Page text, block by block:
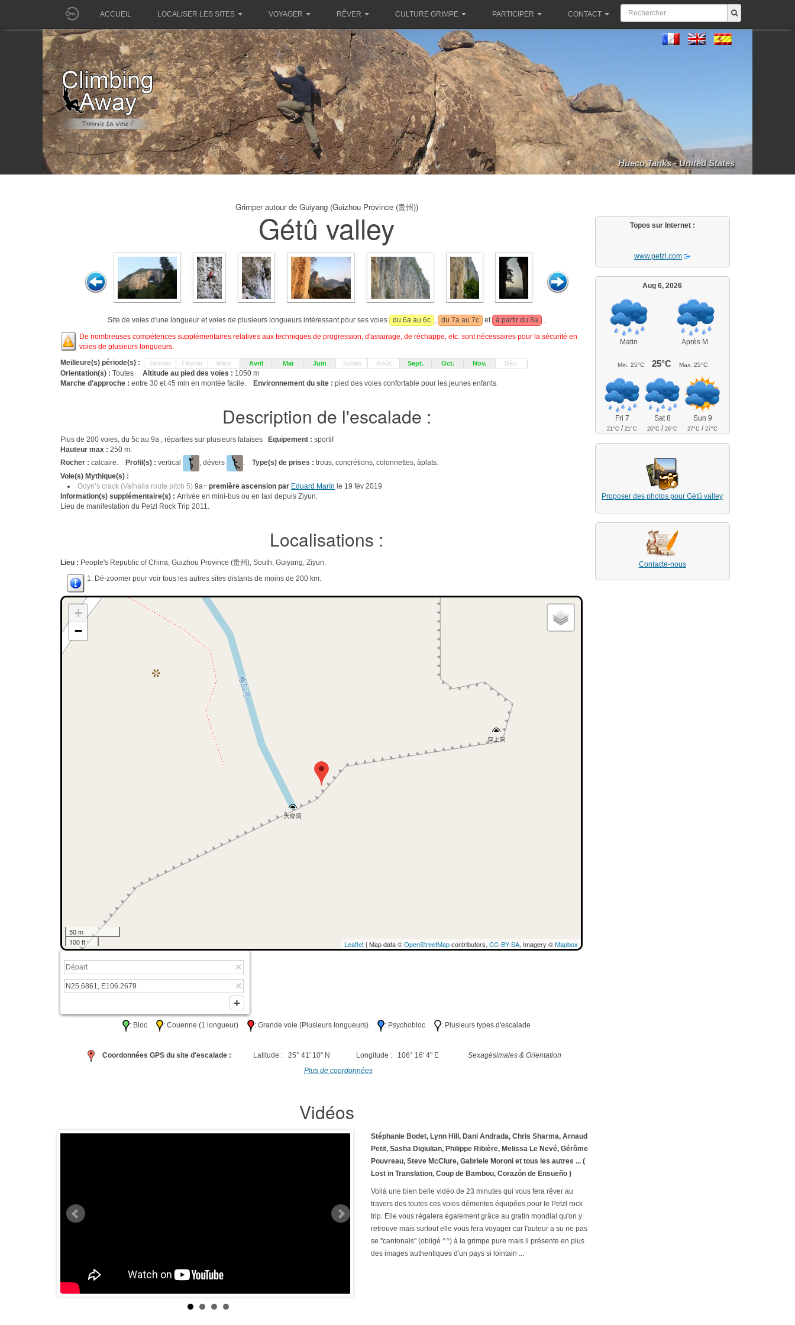
ACCUEIL LOCALISER LES SITES VOYAGER RÊVER CULTURE GRIMPE PARTICIPER CONTACT
Hueco Tanks - United States
Grimper autour de Guiyang (Guizhou Province (贵州))
Gétû valley
Site de voies d'une longueur et voies de plusieurs longueurs intéressant pour ses voies du 6a au 6c , du 7a au 7c et à partir du 8a
.
De nombreuses compétences supplémentaires relatives aux techniques de progression, d'assurage, de réchappe, etc. sont nécessaires pour la sécurité en
voies de plusieurs longueurs.
Meilleure(s) période(s) :
Janvier Février Mars Avril Mai Juin Juillet Août Sept. Oct. Nov. Déc.
Orientation(s) : Toutes Altitude au pied des voies : 1050 m
Marche d'approche : entre 30 et 45 min en montée facile. Environnement du site : pied des voies confortable pour les jeunes enfants.
Description de l'escalade :
Plus de 200 voies, du 5c au 9a , réparties sur plusieurs falaises Equipement : sportif
Hauteur max : 250 m.
Rocher : calcaire. Profil(s) : vertical , dévers . Type(s) de prises : trous, concrétions, colonnettes, àplats.
Voie(s) Mythique(s) :
Odyn’s crack (Valhalla route pitch 5) 9a+ première ascension par Eduard Marín le 19 fév 2019
Information(s) supplémentaire(s) : Arrivée en mini-bus ou en taxi depuis Ziyun.
Lieu de manifestation du Petzl Rock Trip 2011.
Localisations :
Lieu : People's Republic of China, Guizhou Province (贵州), South, Guiyang, Ziyun.
1. Dé-zoomer pour voir tous les autres sites distants de moins de 200 km.
+
−
50 m
100 ft
Leaflet| Map data ©OpenStreetMapcontributors, CC-BY-SA, Imagery ©Mapbox
: Bloc : Couenne (1 longueur) : Grande voie (Plusieurs longueurs) : Psychobloc : Plusieurs types d'escalade
Coordonnées GPS du site d'escalade : Latitude : 25° 41' 10" N Longitude : 106° 16' 4" E
Sexagésimales & Orientation
Plus de coordonnées
Vidéos
Stéphanie Bodet, Lynn Hill, Dani Andrada, Chris Sharma, Arnaud
Petit, Sasha Digiulian, Philippe Ribière, Melissa Le Nevé, Gérôme
Pouvreau, Steve McClure, Gabriele Moroni et tous les autres ... (
Lost in Translation, Coup de Bambou, Corazón de Ensueño )
Voilà une bien belle vidéo de 23 minutes qui vous fera rêver au
travers des toutes ces voies démentes équipées pour le Petzl rock
trip. Elle vous régalera également grâce au gratin mondial qu'on y
retrouve mais surtout elle vous fera voyager car l'auteur a su ne pas
se "cantonais" (obligé ^^) à la grimpe pure mais il présente en plus
des images authentiques d'un pays si lointain ...
Topos sur Internet :
www.petzl.com
Aug 6, 2026
Matin Après M.
Min. 25°C 25°C Max. 25°C
Fri 7
21°C /21°C
Sat 8
26°C /26°C
Sun 9
27°C /27°C
Proposer des photos pour Gétû valley
Contacte-nous